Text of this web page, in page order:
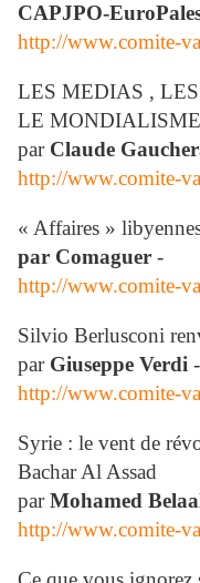
CAPJPO-
http://www.comite-
LES MEDIAS ,
LE MONDIALISME
par Claude
http://www.comite-
« Affaires »
par Comaguer -
http://www.comite-
Silvio Berlusconi
par Giuseppe Verdi -
http://www.comite-
Syrie : le vent de
Bachar Al Assad
parMohamed
http://www.comite-